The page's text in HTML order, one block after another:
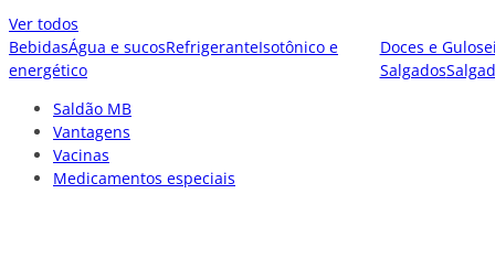
Ver todos
BebidasÁgua e sucosRefrigeranteIsotônico e
energético
Doces e
Salgados
Saldão MB
Vantagens
Vacinas
Medicamentos especiais